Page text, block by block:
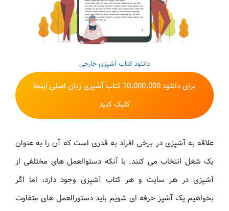
دانلود کتاب آشپزی خارجی
برای دانلود 10،000،000 کتاب آشپزی زبان اصلی اینجا
کلیک کنید
علاقه به آشپزی در برخی افراد به قدری است که آن را به عنوان
یک شغل انتخاب می کنند. با آنکه دستوالعمل های مختلفی از
آشپزی در هر سایت و هر کتاب آشپزی وجود دارد، اما اگر
بخواهیم یک آشپز حرفه ای شویم باید دستورالعمل های متفاوت